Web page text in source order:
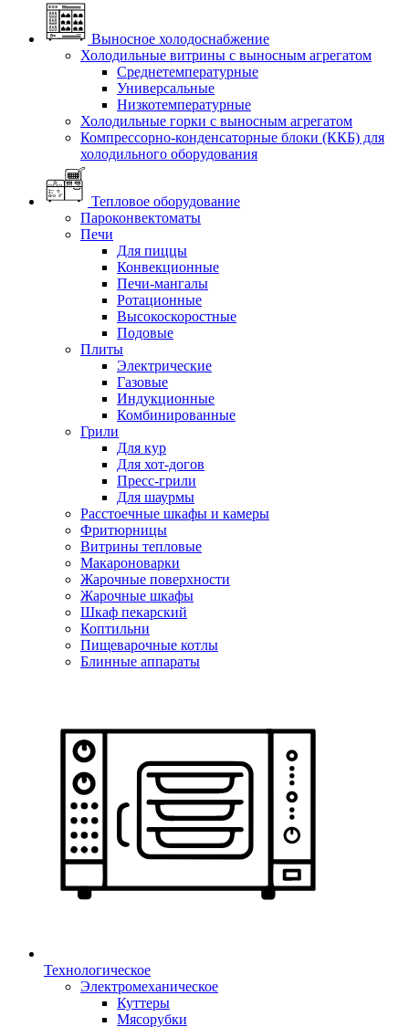
Выносное холодоснабжение
Холодильные витрины с выносным агрегатом
Среднетемпературные
Универсальные
Низкотемпературные
Холодильные горки с выносным агрегатом
Компрессорно-конденсаторные блоки (ККБ) для
холодильного оборудования
Тепловое оборудование
Пароконвектоматы
Печи
Для пиццы
Конвекционные
Печи-мангалы
Ротационные
Высокоскоростные
Подовые
Плиты
Электрические
Газовые
Индукционные
Комбинированные
Грили
Для кур
Для хот-догов
Пресс-грили
Для шаурмы
Расстоечные шкафы и камеры
Фритюрницы
Витрины тепловые
Макароноварки
Жарочные поверхности
Жарочные шкафы
Шкаф пекарский
Коптильни
Пищеварочные котлы
Блинные аппараты
Технологическое
Электромеханическое
Куттеры
Мясорубки